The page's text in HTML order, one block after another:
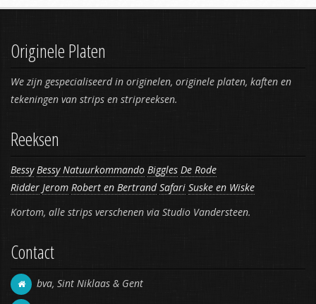
Originele Platen
We zijn gespecialiseerd in originelen, originele platen, kaften en
tekeningen van strips en stripreeksen.
Reeksen
Bessy Bessy Natuurkommando Biggles De Rode
Ridder Jerom Robert en Bertrand Safari Suske en Wiske
Kortom, alle strips verschenen via Studio Vandersteen.
Contact
bva, Sint Niklaas & Gent